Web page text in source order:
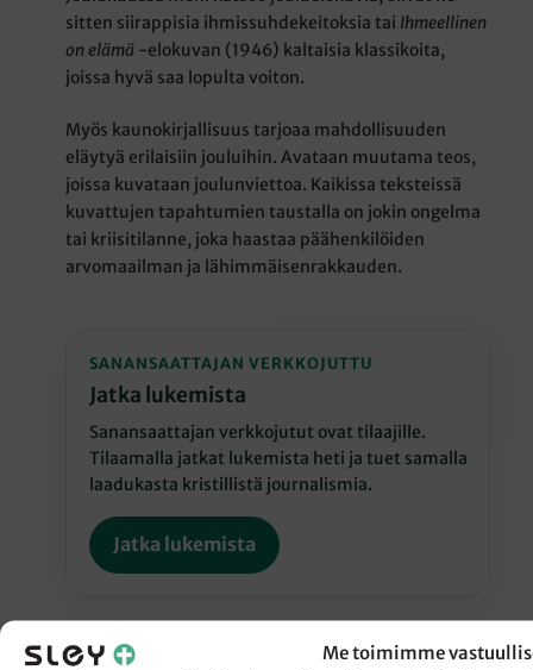
Me toimimme
sitten siirappisia ihmissuhdekeitoksia tai Ihmeellinen
on elämä -elokuvan (1946) kaltaisia klassikoita,
joissa hyvä saa lopulta voiton.
Myös kaunokirjallisuus tarjoaa mahdollisuuden
eläytyä erilaisiin jouluihin. Avataan muutama teos,
joissa kuvataan joulunviettoa. Kaikissa teksteissä
kuvattujen tapahtumien taustalla on jokin ongelma
tai kriisitilanne, joka haastaa päähenkilöiden
arvomaailman ja lähimmäisenrakkauden.
SANANSAATTAJAN VERKKOJUTTU
Jatka lukemista
Sanansaattajan verkkojutut ovat tilaajille.
Tilaamalla jatkat lukemista heti ja tuet samalla
laadukasta kristillistä journalismia.
Jatka lukemista